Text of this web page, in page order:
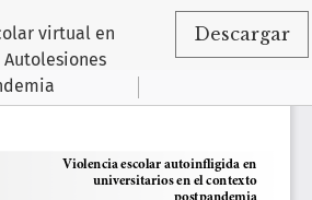
detalles del artículo
virtual en
Descargar